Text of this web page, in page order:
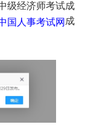
级经济师考试成
国人事考试网 成